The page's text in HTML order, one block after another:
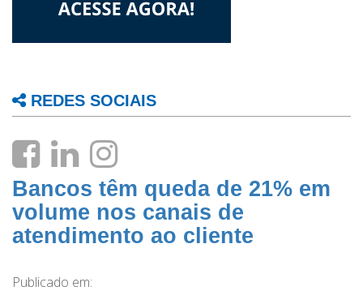
REDES SOCIAIS
Bancos têm queda de 21% em
volume nos canais de
atendimento ao cliente
Publicado em: